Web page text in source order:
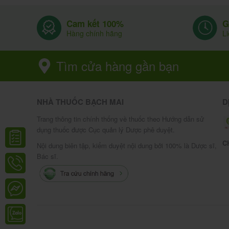
Hoạt chất chính: Methylprednisolone 8mg.
Tá dược: Lactose, tinh bột ngô, povidone,
1 viên.
Methylprednisolonelà glucocorticoid tổng
Cơ chế tác dụng chi tiết
Kháng viêm : Ức chế phospholipase A2
lysosome, giảm giải phóng enzyme thủy
bào đến vị trí viêm.
Chống dị ứng
: Giảm giải phóng
loại I, III, IV.
: Tăng đường huyết
Cam kết 100%
Hàng chính hãng
Tìm cửa hàng gần bạn
NHÀ THUỐC BẠCH MAI
Trang thông tin chính thống về thuốc theo Hướng dẫn sử
dụng thuốc được Cục quản lý Dược phê duyệt.
Nội dung biên tập, kiểm duyệt nội dung bởi 100% là Dược sĩ,
Bác sĩ.